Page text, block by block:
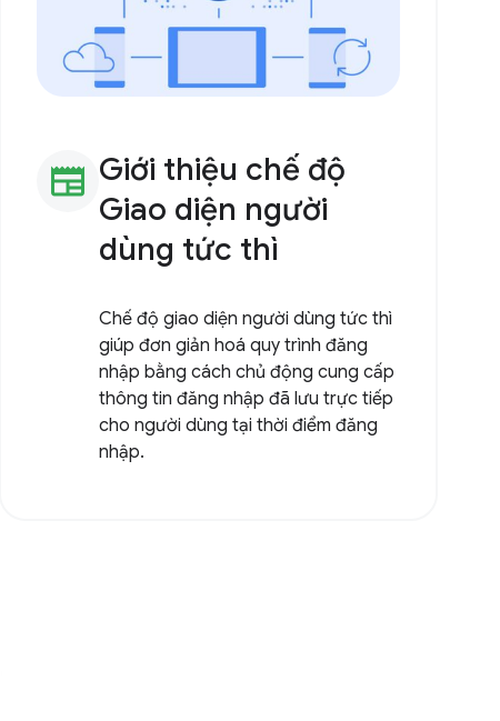
newspaper Giới thiệu chế độ
Giao diện người
dùng tức thì
Chế độ giao diện người dùng tức thì
giúp đơn giản hoá quy trình đăng
nhập bằng cách chủ động cung cấp
thông tin đăng nhập đã lưu trực tiếp
cho người dùng tại thời điểm đăng
nhập.